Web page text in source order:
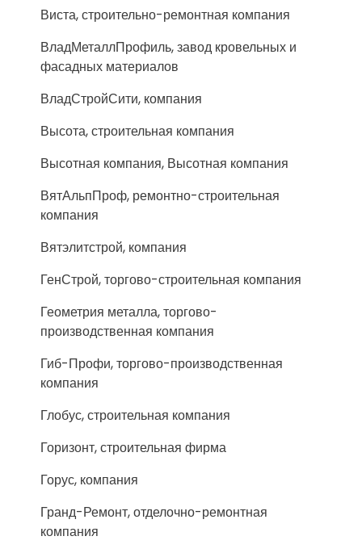
Виста, строительно-ремонтная компания
ВладМеталлПрофиль, завод кровельных и
фасадных материалов
ВладСтройСити, компания
Высота, строительная компания
Высотная компания, Высотная компания
ВятАльпПроф, ремонтно-строительная
компания
Вятэлитстрой, компания
ГенСтрой, торгово-строительная компания
Геометрия металла, торгово-
производственная компания
Гиб-Профи, торгово-производственная
компания
Глобус, строительная компания
Горизонт, строительная фирма
Горус, компания
Гранд-Ремонт, отделочно-ремонтная
компания